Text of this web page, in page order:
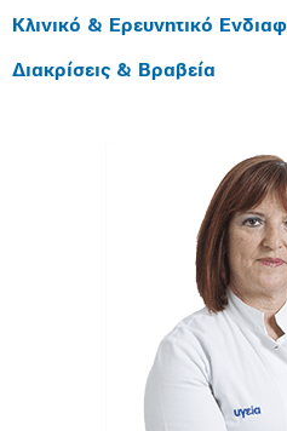
Κλινικό & Ερευνητικό
Διακρίσεις & Βραβεία